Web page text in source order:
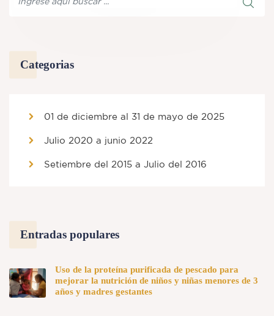
Categorias
01 de diciembre al 31 de mayo de 2025
Julio 2020 a junio 2022
Setiembre del 2015 a Julio del 2016
Entradas populares
Uso de la proteína purificada de pescado para
mejorar la nutrición de niños y niñas menores de 3
años y madres gestantes